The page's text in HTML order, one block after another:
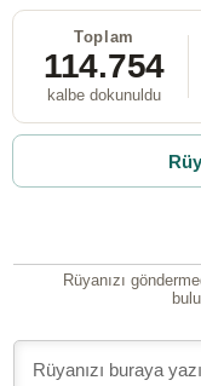
Toplam
114.754
kalbe dokunuldu
Rüyanızı